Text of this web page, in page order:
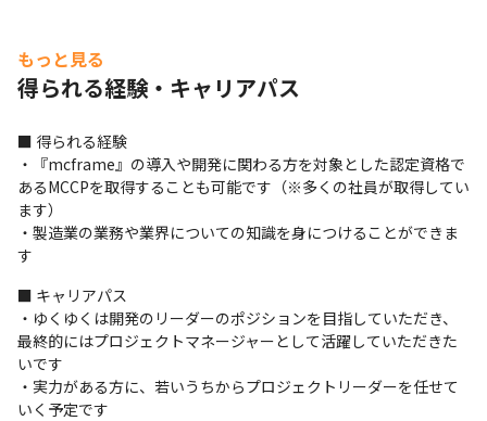
もっと見る
得られる経験・キャリアパス
■ 得られる経験
・『mcframe』の導入や開発に関わる方を対象とした認定資格で
あるMCCPを取得することも可能です（※多くの社員が取得してい
ます）
・製造業の業務や業界についての知識を身につけることができま
す
■ キャリアパス
・ゆくゆくは開発のリーダーのポジションを目指していただき、
最終的にはプロジェクトマネージャーとして活躍していただきた
いです
・実力がある方に、若いうちからプロジェクトリーダーを任せて
いく予定です